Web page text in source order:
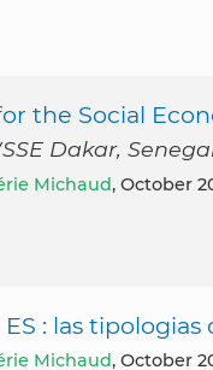
the Social
Dakar,
Michaud, October
: las tipologias
Michaud, October